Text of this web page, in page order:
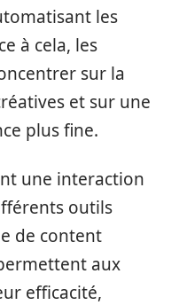
les
à cela, les
sur la
et sur une
plus fine.
une interaction
outils
de content
aux
efficacité,